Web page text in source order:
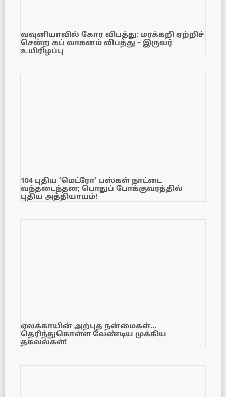
வவுனியாவில் கோர விபத்து: மரக்கறி ஏற்றிச்
சென்ற கப் வாகனம் விபத்து – இருவர்
உயிரிழப்பு
104 புதிய ‘மெட்ரோ’ பஸ்கள் நாட்டை
வந்தடைந்தன; பொதுப் போக்குவரத்தில்
புதிய அத்தியாயம்!
ஏலக்காயின் அற்புத நன்மைகள்…
தெரிந்துகொள்ள வேண்டிய முக்கிய
தகவல்கள்!